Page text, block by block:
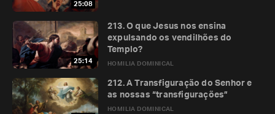
25:08
25:14 HOMILIA DOMINICAL
213. O que Jesus nos ensina
expulsando os vendilhões do
Templo?
HOMILIA DOMINICAL
212. A Transfiguração do Senhor e
as nossas “transfigurações”